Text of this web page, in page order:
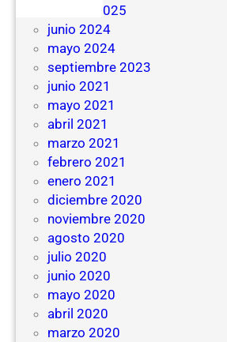
febrero 2025
junio 2024
mayo 2024
septiembre 2023
junio 2021
mayo 2021
abril 2021
marzo 2021
febrero 2021
enero 2021
diciembre 2020
noviembre 2020
agosto 2020
julio 2020
junio 2020
mayo 2020
abril 2020
marzo 2020